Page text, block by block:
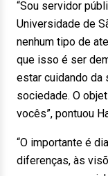
“Sou servidor
Universidade de
nenhum tipo de
que isso é ser
estar cuidando da
sociedade. O
vocês”, pontuou
“O importante é
diferenças, às